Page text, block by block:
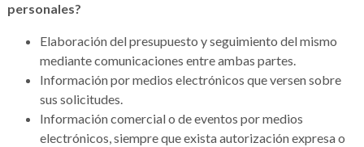
personales?
Elaboración del presupuesto y seguimiento del mismo
mediante comunicaciones entre ambas partes.
Información por medios electrónicos que versen sobre
sus solicitudes.
Información comercial o de eventos por medios
electrónicos, siempre que exista autorización expresa o